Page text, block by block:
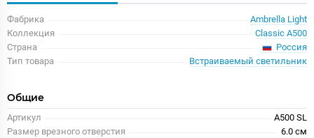
Фабрика
Ambrella Light
Коллекция
Classic A500
Страна
Россия
Тип товара
Встраиваемый светильник
Общие
Артикул
A500 SL
Размер врезного отверстия
6.0 см